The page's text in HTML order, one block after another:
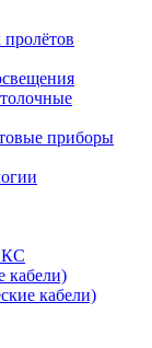
приборы
кабели)